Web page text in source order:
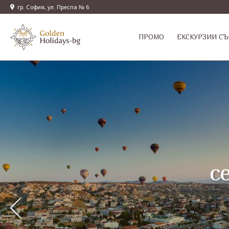
гр. София, ул. Преспа № 6
ПРОМО EКСКУРЗИИ